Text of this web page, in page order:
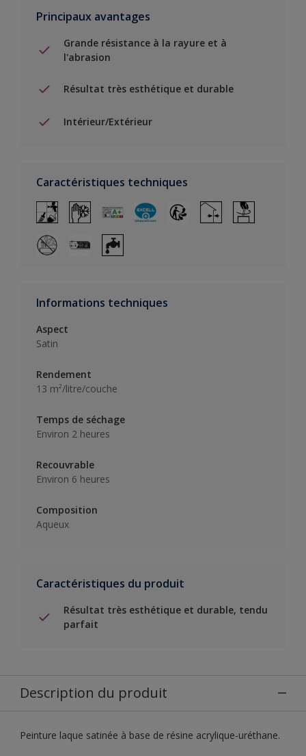
Principaux avantages
Grande résistance à la rayure et à
l'abrasion
Résultat très esthétique et durable
Intérieur/Extérieur
Caractéristiques techniques
Informations techniques
Aspect
Satin
Rendement
13 m²/litre/couche
Temps de séchage
Environ 2 heures
Recouvrable
Environ 6 heures
Composition
Aqueux
Caractéristiques du produit
Résultat très esthétique et durable, tendu
parfait
Description du produit
Peinture laque satinée à base de résine acrylique-uréthane.